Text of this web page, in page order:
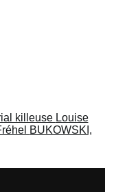
killeuse Louise
BUKOWSKI,